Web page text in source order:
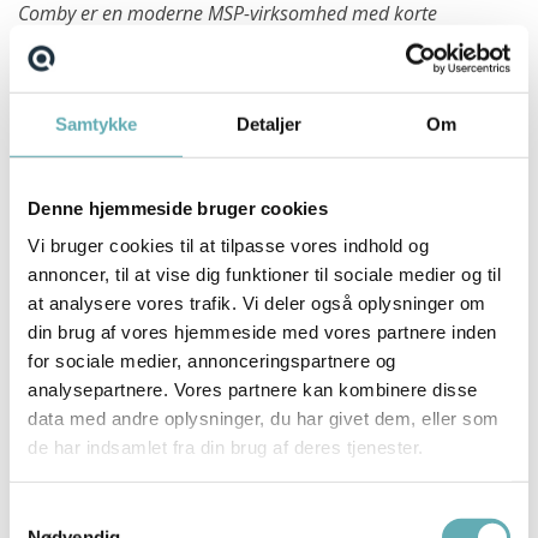
Samtykke Detaljer Om
Denne hjemmeside bruger cookies
Vi bruger cookies til at tilpasse vores indhold og
annoncer, til at vise dig funktioner til sociale medier og til
at analysere vores trafik. Vi deler også oplysninger om
din brug af vores hjemmeside med vores partnere inden
for sociale medier, annonceringspartnere og
analysepartnere. Vores partnere kan kombinere disse
data med andre oplysninger, du har givet dem, eller som
de har indsamlet fra din brug af deres tjenester.
Comby er en moderne MSP-virksomhed med korte
beslutningsveje, høj faglighed og et stærkt fokus på
samarbejde. Her bliver du en del af et engageret team, hvor
du får stor indflydelse på både virksomhedens
tilbudsarbejde og den fortsatte udvikling af processer og
Du får en alsidig hverdag med spændende opgaver, dygtige
kollegaer og gode muligheder for både faglig og personlig
udvikling.
Comby tilbyder blandt andet:
En central rolle med stor indflydelse på virksomhedens
tilbudsarbejde
En alsidig hverdag med spændende og komplekse